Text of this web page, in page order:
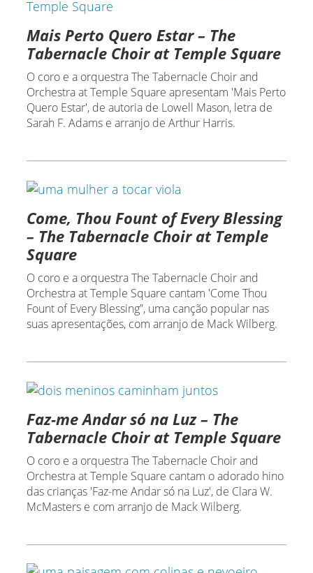
Mais Perto Quero Estar – The
Tabernacle Choir at Temple Square
O coro e a orquestra The Tabernacle Choir and
Orchestra at Temple Square apresentam 'Mais Perto
Quero Estar', de autoria de Lowell Mason, letra de
Sarah F. Adams e arranjo de Arthur Harris.
Come, Thou Fount of Every Blessing
– The Tabernacle Choir at Temple
Square
O coro e a orquestra The Tabernacle Choir and
Orchestra at Temple Square cantam 'Come Thou
Fount of Every Blessing”, uma canção popular nas
suas apresentações, com arranjo de Mack Wilberg.
Faz-me Andar só na Luz – The
Tabernacle Choir at Temple Square
O coro e a orquestra The Tabernacle Choir and
Orchestra at Temple Square cantam o adorado hino
das crianças 'Faz-me Andar só na Luz', de Clara W.
McMasters e com arranjo de Mack Wilberg.